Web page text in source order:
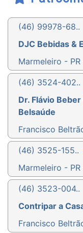
(46) 99978-68..
DJC Bebidas &
Marmeleiro - PR
(46) 3524-402..
Dr. Flávio
Belsaúde
Francisco
(46) 3525-155..
Marmeleiro - PR
(46) 3523-004..
Contripar a
Francisco